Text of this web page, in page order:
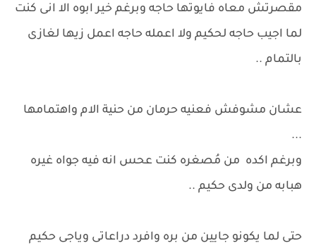
مقصرتش معاه فايوتها حاجه وبرغم خير ابوه الا انى كنت
لما اجيب حاجه لحكيم ولا اعمله حاجه اعمل زيها لغازى
بالتمام ..
عشان مشوفش فعنيه حرمان من حنية الام واهتمامها
...
وبرغم اكده من مُصغره كنت عحس انه فيه جواه غيره
هبابه من ولدى حكيم ..
حتى لما يكونو جايين من بره وافرد دراعاتى وياجى حكيم